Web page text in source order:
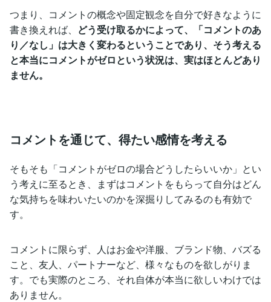
つまり、コメントの概念や固定観念を自分で好きなように
書き換えれば、 どう受け取るかによって、「コメントのあ
り／なし」は大きく変わるということであり、そう考える
と本当にコメントがゼロという状況は、実はほとんどあり
ません。
コメントを通じて、得たい感情を考える
そもそも「コメントがゼロの場合どうしたらいいか」とい
う考えに至るとき、まずはコメントをもらって自分はどん
な気持ちを味わいたいのかを深掘りしてみるのも有効で
す。
コメントに限らず、人はお金や洋服、ブランド物、バズる
こと、友人、パートナーなど、様々なものを欲しがりま
す。でも実際のところ、それ自体が本当に欲しいわけでは
ありません。